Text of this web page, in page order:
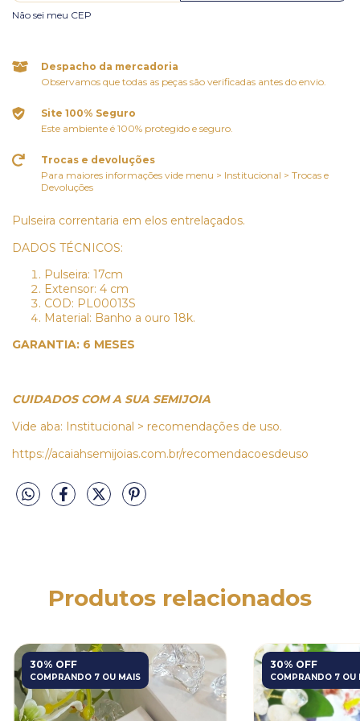
Não sei meu CEP
Despacho da mercadoria
Observamos que todas as peças são verificadas antes do envio.
Site 100% Seguro
Este ambiente é 100% protegido e seguro.
Trocas e devoluções
Para maiores informações vide menu > Institucional > Trocas e
Devoluções
Pulseira correntaria em elos entrelaçados.
DADOS TÉCNICOS:
Pulseira: 17cm
Extensor: 4 cm
COD: PL00013S
Material: Banho a ouro 18k.
GARANTIA: 6 MESES
CUIDADOS COM A SUA SEMIJOIA
Vide aba: Institucional > recomendações de uso.
https://acaiahsemijoias.com.br/recomendacoesdeuso
Produtos relacionados
30% OFF
COMPRANDO 7 OU MAIS
30% OFF
COMPRANDO 7 OU